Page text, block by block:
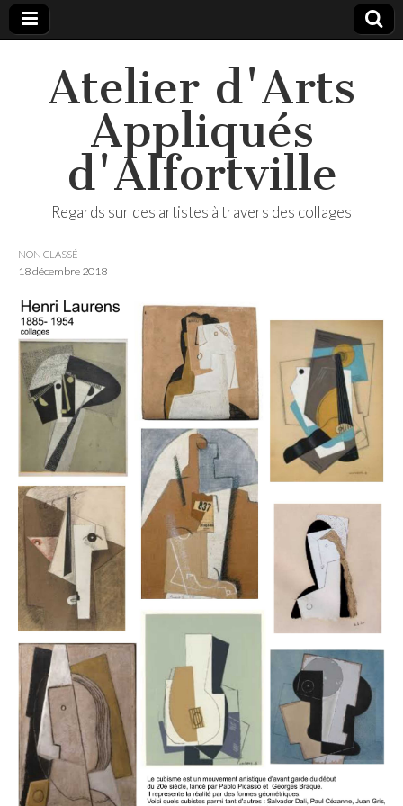
Atelier d'Arts
Appliqués
d'Alfortville
Regards sur des artistes à travers des collages
NON CLASSÉ
18 décembre 2018